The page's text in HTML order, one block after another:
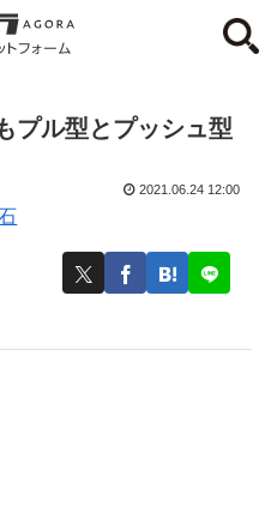
プル型とプッシュ型
2021.06.24 12:00